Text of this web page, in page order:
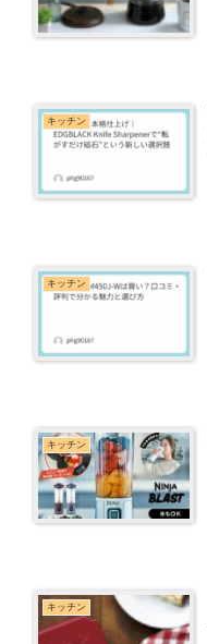
キッチン
キッチン
キッチン
キッチン